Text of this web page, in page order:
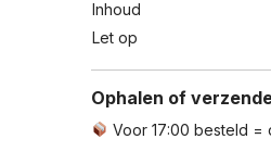
Inhoud
Let op
Ophalen of
Voor 17:00 besteld